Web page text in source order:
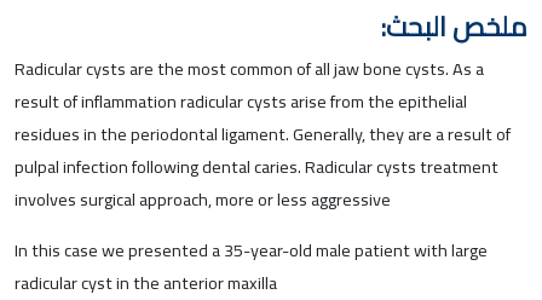
ملخص البحث:
Radicular cysts are the most common of all jaw bone cysts. As a
result of inflammation radicular cysts arise from the epithelial
residues in the periodontal ligament. Generally, they are a result of
pulpal infection following dental caries. Radicular cysts treatment
involves surgical approach, more or less aggressive
In this case we presented a 35-year-old male patient with large
radicular cyst in the anterior maxilla